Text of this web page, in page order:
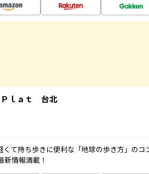
ｌａｔ 台北
くて持ち歩きに便利な「地球の歩き方」の
新情報満載！